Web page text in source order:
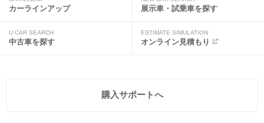
カーラインアップ 展示車・試乗車を探す
U CAR SEARCH
中古車を探す
ESTIMATE SIMULATION
オンライン見積もり
購入サポートへ